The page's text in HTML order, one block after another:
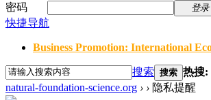
密码
登录
快捷导航
Business Promotion: International
搜索 搜索 热搜:
natural-foundation-science.org › › 隐私提醒